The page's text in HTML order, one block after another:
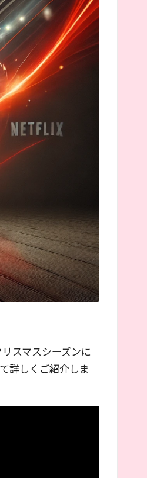
スマスシーズンに
詳しくご紹介しま